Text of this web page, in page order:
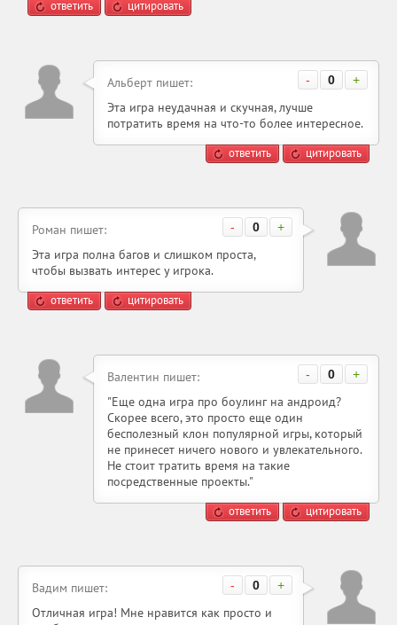
ответить цитировать
- 0 +
Альберт пишет:
Эта игра неудачная и скучная, лучше
потратить время на что-то более интересное.
ответить цитировать
- 0 +
Роман пишет:
Эта игра полна багов и слишком проста,
чтобы вызвать интерес у игрока.
ответить цитировать
- 0 +
Валентин пишет:
"Еще одна игра про боулинг на андроид?
Скорее всего, это просто еще один
бесполезный клон популярной игры, который
не принесет ничего нового и увлекательного.
Не стоит тратить время на такие
посредственные проекты."
ответить цитировать
- 0 +
Вадим пишет:
Отличная игра! Мне нравится как просто и